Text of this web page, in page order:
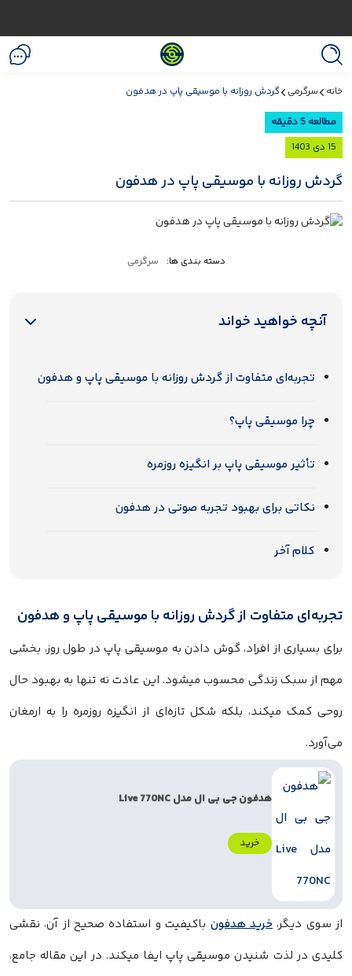
خانه سرگرمی گردش روزانه با موسیقی پاپ در هدفون
مطالعه 5 دقیقه
15 دی 1403
گردش روزانه با موسیقی پاپ در هدفون
دسته بندی ها: سرگرمی
آنچه خواهید خواند
تجربه‌ای متفاوت از گردش روزانه با موسیقی پاپ و هدفون
چرا موسیقی پاپ؟
تأثیر موسیقی پاپ بر انگیزه روزمره
نکاتی برای بهبود تجربه صوتی در هدفون
کلام آخر
تجربه‌ای متفاوت از گردش روزانه با موسیقی پاپ و هدفون
برای بسیاری از افراد، گوش دادن به موسیقی پاپ در طول روز، بخشی
مهم از سبک زندگی محسوب میشود. این عادت نه‌ تنها به بهبود حال
روحی کمک میکند، بلکه شکل تازه‌ای از انگیزه روزمره را به ارمغان
می‌آورد.
هدفون جی بی ال مدل Live 770NC
خرید
از سوی دیگر،خرید هدفون باکیفیت و استفاده صحیح از آن، نقشی
کلیدی در لذت شنیدن موسیقی پاپ ایفا میکند. در این مقاله جامع،